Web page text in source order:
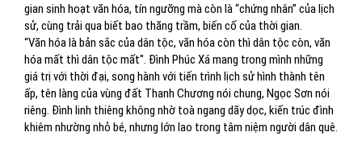
gian sinh hoạt văn hóa, tín ngưỡng mà còn là “chứng nhân” của lịch
sử, cùng trải qua biết bao thăng trầm, biến cố của thời gian.
“Văn hóa là bản sắc của dân tộc, văn hóa còn thì dân tộc còn, văn
hóa mất thì dân tộc mất". Đình Phúc Xá mang trong mình những
giá trị với thời đại, song hành với tiến trình lịch sử hình thành tên
ấp, tên làng của vùng đất Thanh Chương nói chung, Ngọc Sơn nói
riêng. Đình linh thiêng không nhờ toà ngang dãy dọc, kiến trúc đình
khiêm nhường nhỏ bé, nhưng lớn lao trong tâm niệm người dân quê.